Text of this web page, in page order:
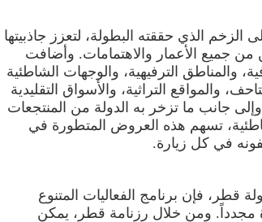
على الزخم الذي حققته البطولة، لتعزز جاذبيتها
جميع الأعمار والاهتمامات. وأضافت
والمناطق الترفيهية، والوجهات الشاطئية
والمواقع التراثية، والأسواق التقليدية
جانب ما تزخر به الدولة من المنتجعات
تسهم هذه العروض المتطورة في
في كل زيارة.
قطر، فإن برنامج الفعاليات المتنوع
مجدداً. ومن خلال رزنامة قطر، يمكن